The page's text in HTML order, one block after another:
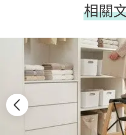
相關